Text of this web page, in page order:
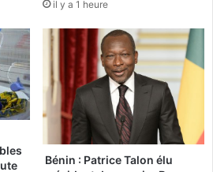
il y a 1 heure
Bénin : Patrice Talon élu